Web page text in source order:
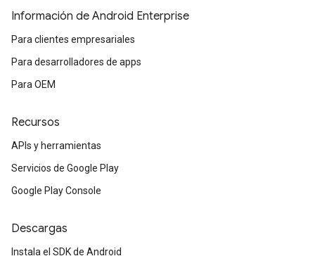
Información de Android Enterprise
Para clientes empresariales
Para desarrolladores de apps
Para OEM
Recursos
APIs y herramientas
Servicios de Google Play
Google Play Console
Descargas
Instala el SDK de Android